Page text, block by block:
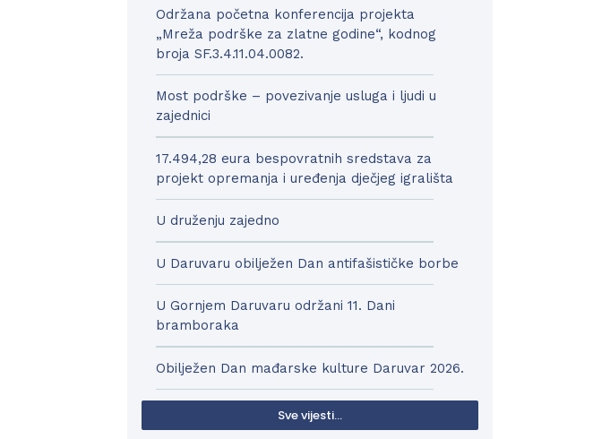
Održana početna konferencija projekta
„Mreža podrške za zlatne godine“, kodnog
broja SF.3.4.11.04.0082.
Most podrške – povezivanje usluga i ljudi u
zajednici
17.494,28 eura bespovratnih sredstava za
projekt opremanja i uređenja dječjeg igrališta
U druženju zajedno
U Daruvaru obilježen Dan antifašističke borbe
U Gornjem Daruvaru održani 11. Dani
bramboraka
Obilježen Dan mađarske kulture Daruvar 2026.
Sve vijesti...